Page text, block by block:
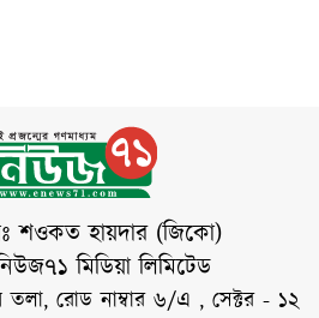
শওকত হায়দার (জিকো)
মিডিয়া লিমিটেড
তলা, রোড নাম্বার ৬/এ , সেক্টর - ১২